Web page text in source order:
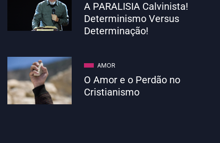
A PARALISIA Calvinista!
Determinismo Versus
Determinação!
AMOR
O Amor e o Perdão no
Cristianismo